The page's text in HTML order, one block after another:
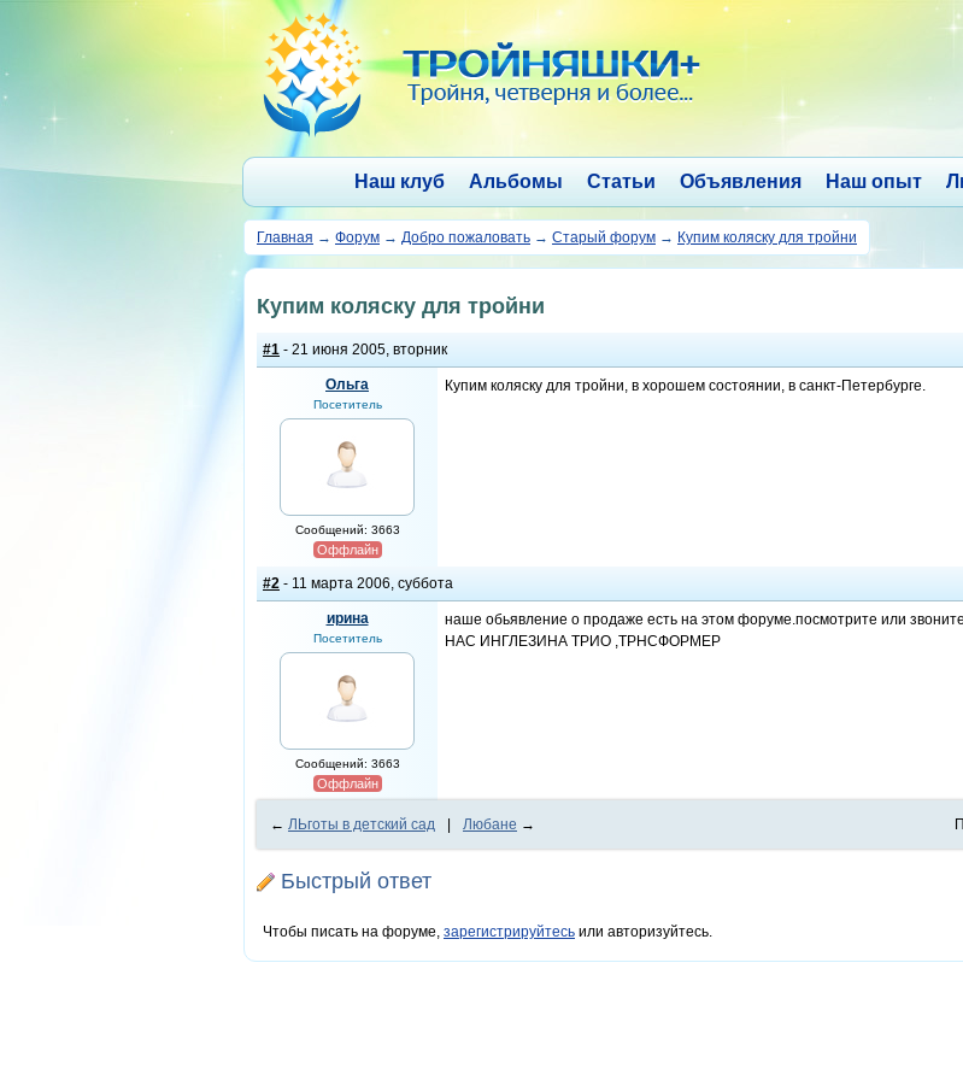
Наш клуб Альбомы Статьи Объявления Наш опыт
Главная → Форум → Добро пожаловать → Старый форум → Купим коляску для тройни
Купим коляску для тройни
#1 - 21 июня 2005, вторник
Ольга
Посетитель
Сообщений: 3663
Оффлайн
Купим коляску для тройни, в хорошем состоянии, в санкт-Петербурге.
#2 - 11 марта 2006, суббота
ирина
Посетитель
Сообщений: 3663
Оффлайн
наше обьявление о продаже есть на этом форуме.посмотрите или
НАС ИНГЛЕЗИНА ТРИО ,ТРНСФОРМЕР
← ЛЬготы в детский сад Любане →
Быстрый ответ
Чтобы писать на форуме, зарегистрируйтесь или авторизуйтесь.